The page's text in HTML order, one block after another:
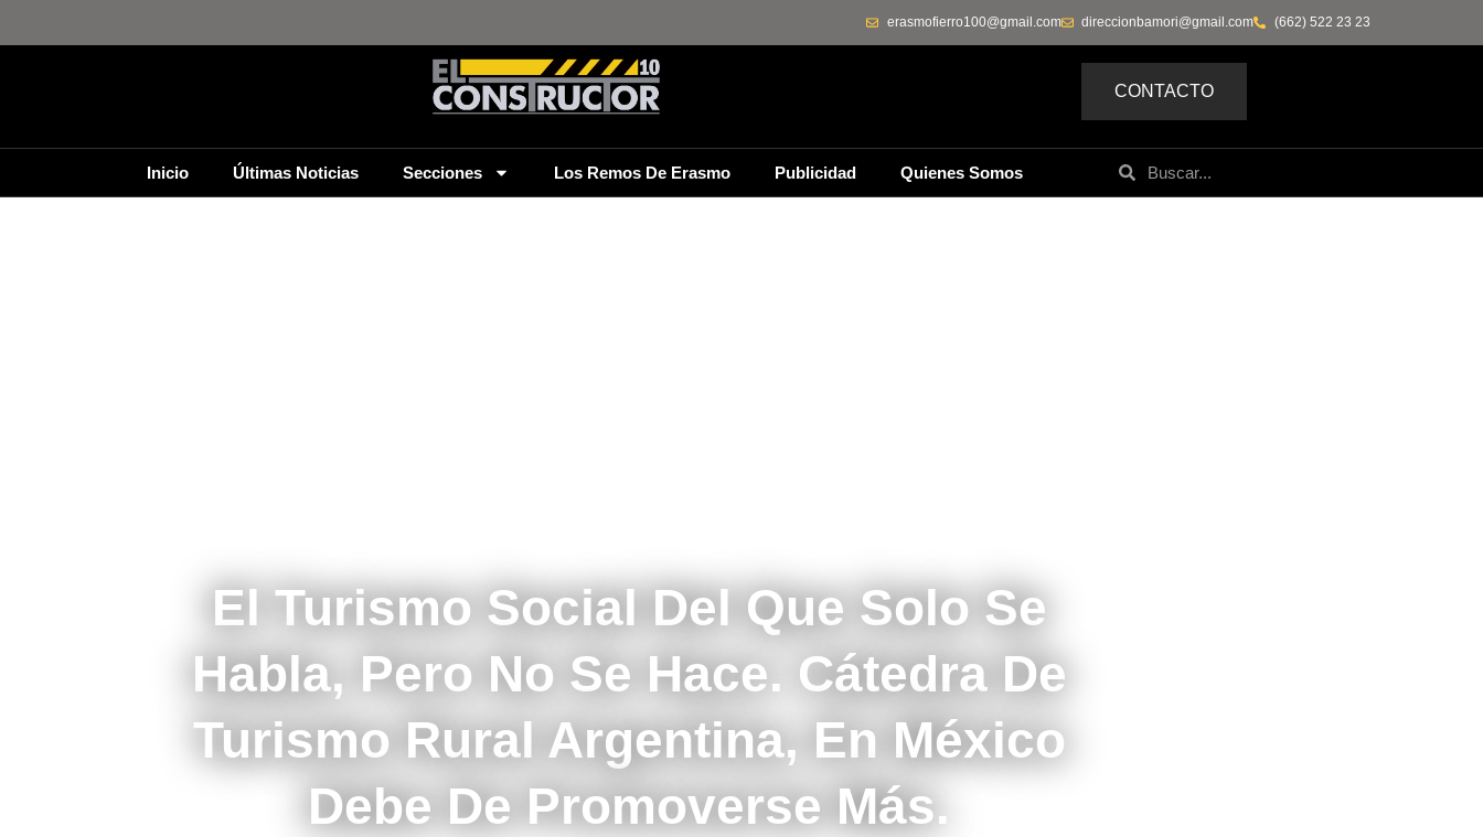
(662) 522 23 23
direccionbamori@gmail.com
erasmofierro100@gmail.com
CONTACTO
Inicio Últimas Noticias Secciones Los Remos De Erasmo Publicidad Quienes Somos
El Turismo Social Del Que Solo Se
Habla, Pero No Se Hace. Cátedra De
Turismo Rural Argentina, En México
Debe De Promoverse Más.